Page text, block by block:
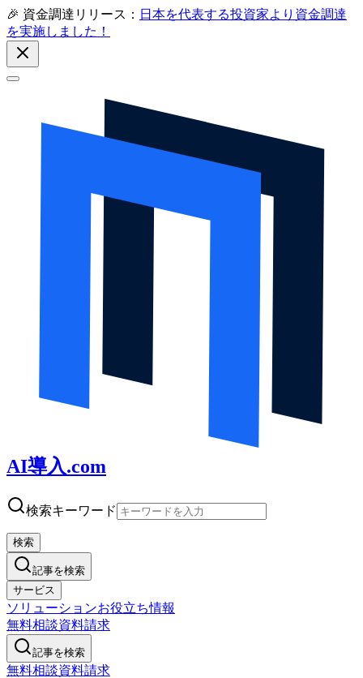
🎉 資金調達リリース： 日本を代表する投資家より資金調達
を実施しました！
AI導入.com
検索キーワード
検索
記事を検索
サービス
ソリューションお役立ち情報
無料相談資料請求
記事を検索
無料相談資料請求